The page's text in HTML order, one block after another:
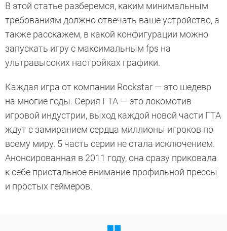
В этой статье разберемся, каким минимальным
требованиям должно отвечать ваше устройство, а
также расскажем, в какой конфигурации можно
запускать игру с максимальным fps на
ультравысоких настройках графики.
Каждая игра от компании Rockstar — это шедевр
на многие годы. Серия ГТА — это локомотив
игровой индустрии, выход каждой новой части ГТА
ждут с замиранием сердца миллионы игроков по
всему миру. 5 часть серии не стала исключением.
Анонсированная в 2011 году, она сразу приковала
к себе пристальное внимание профильной прессы
и простых геймеров.